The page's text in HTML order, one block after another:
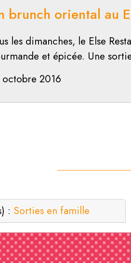
brunch oriental au
les dimanches, le Else
et épicée. Une
2016
: Sorties en famille